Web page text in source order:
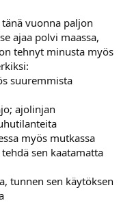
riittäisi vaikka
on kuitenkin
on pelkoa
vuonna paljon
ajaa polvi maassa,
tehnyt minusta myös
suuremmista
ajolinjan
myös mutkassa
sen kaatamatta
tunnen sen käytöksen